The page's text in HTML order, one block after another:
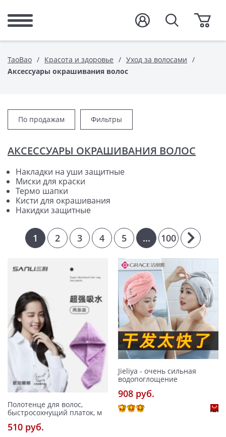
TaoBao Красота и здоровье
Уход за волосами
Аксессуары окрашивания волос
По продажам Фильтры
АКСЕССУАРЫ ОКРАШИВАНИЯ ВОЛОС
Накладки на уши защитные
Миски для краски
Термо шапки
Кисти для окрашивания
Накидки защитные
1 2 3 4 5 ... 100
Полотенце для волос,
быстросохнущий платок, м
510 pуб.
Jieliya - очень сильная
водопоглощение
908 pуб.